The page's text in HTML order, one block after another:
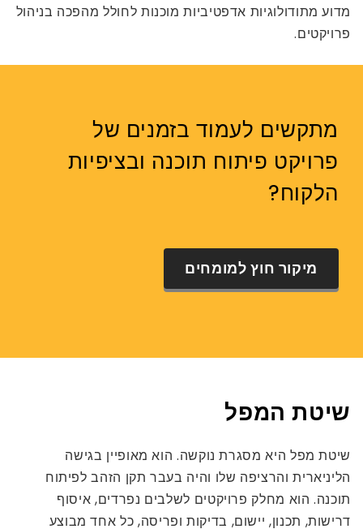
מדוע מתודולוגיות אדפטיביות מוכנות לחולל מהפכה בניהול
פרויקטים.
מתקשים לעמוד בזמנים של
פרויקט פיתוח תוכנה ובציפיות
הלקוח?
מיקור חוץ למומחים
שיטת המפל
שיטת מפל היא מסגרת נוקשה. הוא מאופיין בגישה
הליניארית והרציפה שלו והיה בעבר תקן הזהב לפיתוח
תוכנה. הוא מחלק פרויקטים לשלבים נפרדים, איסוף
דרישות, תכנון, יישום, בדיקות ופריסה, כל אחד מבוצע